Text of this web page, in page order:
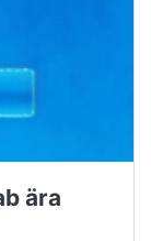
ära